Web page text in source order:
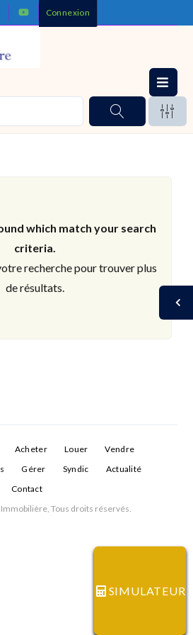
Connexion
which match your search
criteria.
recherche pour trouver plus
de résultats.
Acheter Louer
Vendre
Gérer Syndic
Actualité
Contact
Tous droits réservés.
SIMULATEUR